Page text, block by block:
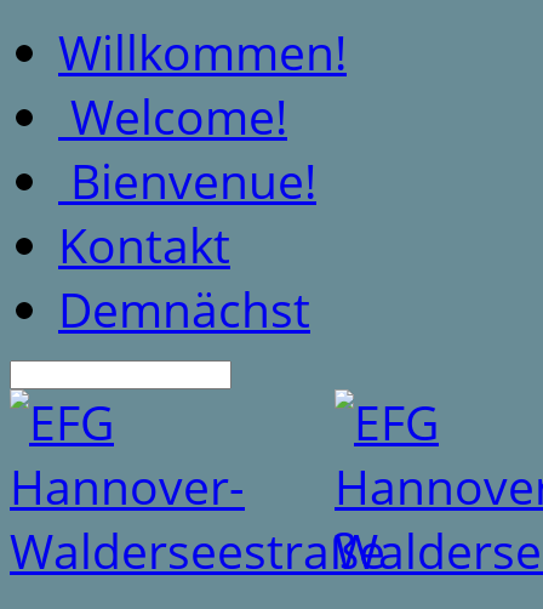
Willkommen!
Welcome!
Bienvenue!
Kontakt
Demnächst